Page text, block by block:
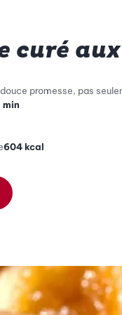
curé
promesse, pas
min
604 kcal